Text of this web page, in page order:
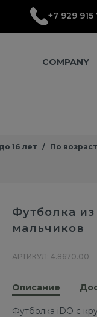
+7 929 915
COMPANY
16 лет По
Футболка из
мальчиков
АРТИКУЛ: 4.8670.00
Описание
Футболка iDO с